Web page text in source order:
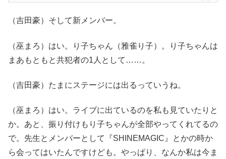
（吉田豪）そして新メンバー。
（巫まろ）はい。り子ちゃん（雅雀り子）。り子ちゃんは
まあもともと共犯者の1人として……。
（吉田豪）たまにステージには出るっていうね。
（巫まろ）はい。ライブに出ているのを私も見ていたりと
か。あと、振り付けもり子ちゃんが全部やってくれてるの
で。先生とメンバーとして『SHINEMAGIC』とかの時か
ら会ってはいたんですけども。やっぱり、なんか私は今ま